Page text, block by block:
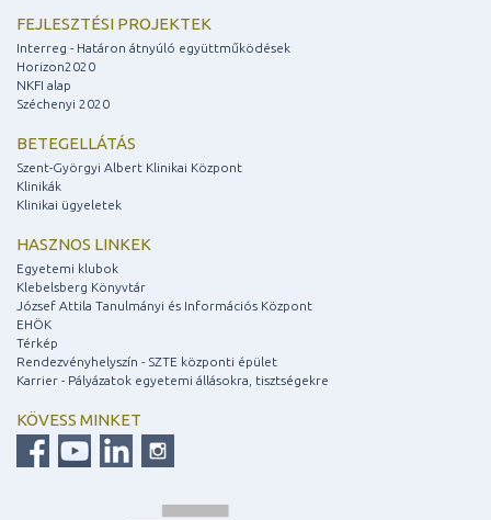
FEJLESZTÉSI PROJEKTEK
Interreg - Határon átnyúló együttműködések
Horizon2020
NKFI alap
Széchenyi 2020
BETEGELLÁTÁS
Szent-Györgyi Albert Klinikai Központ
Klinikák
Klinikai ügyeletek
HASZNOS LINKEK
Egyetemi klubok
Klebelsberg Könyvtár
József Attila Tanulmányi és Információs Központ
EHÖK
Térkép
Rendezvényhelyszín - SZTE központi épület
Karrier - Pályázatok egyetemi állásokra, tisztségekre
KÖVESS MINKET